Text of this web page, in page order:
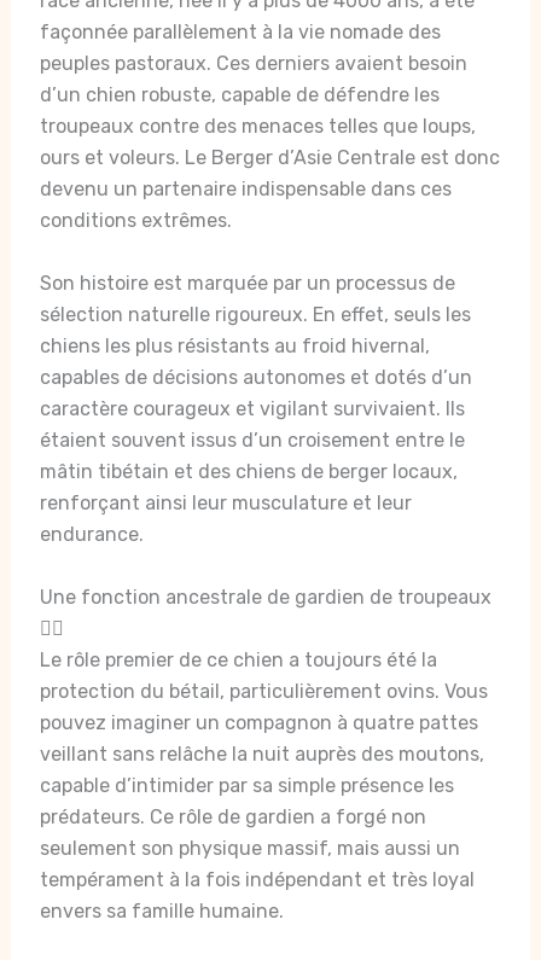
façonnée parallèlement à la vie nomade des
peuples pastoraux. Ces derniers avaient besoin
d’un chien robuste, capable de défendre les
troupeaux contre des menaces telles que loups,
ours et voleurs. Le Berger d’Asie Centrale est donc
devenu un partenaire indispensable dans ces
conditions extrêmes.
Son histoire est marquée par un processus de
sélection naturelle rigoureux. En effet, seuls les
chiens les plus résistants au froid hivernal,
capables de décisions autonomes et dotés d’un
caractère courageux et vigilant survivaient. Ils
étaient souvent issus d’un croisement entre le
mâtin tibétain et des chiens de berger locaux,
renforçant ainsi leur musculature et leur
endurance.
Une fonction ancestrale de gardien de troupeaux
🐕‍🦺
Le rôle premier de ce chien a toujours été la
protection du bétail, particulièrement ovins. Vous
pouvez imaginer un compagnon à quatre pattes
veillant sans relâche la nuit auprès des moutons,
capable d’intimider par sa simple présence les
prédateurs. Ce rôle de gardien a forgé non
seulement son physique massif, mais aussi un
tempérament à la fois indépendant et très loyal
envers sa famille humaine.